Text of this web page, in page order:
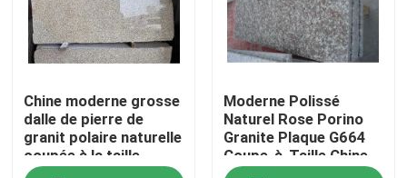
Chine moderne grosse
dalle de pierre de
granit polaire naturelle
coupée à la taille
chinoise rose porno
Moderne Polissé
Naturel Rose Porino
Granite Plaque G664
Coupe-à-Taille Chine
Rose Porno Rosa Prix